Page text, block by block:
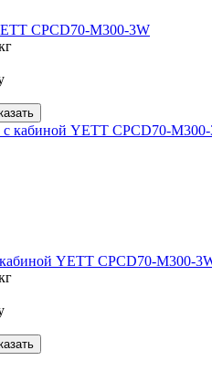
CPCD70-M300-3W
YETT CPCD70-M300-